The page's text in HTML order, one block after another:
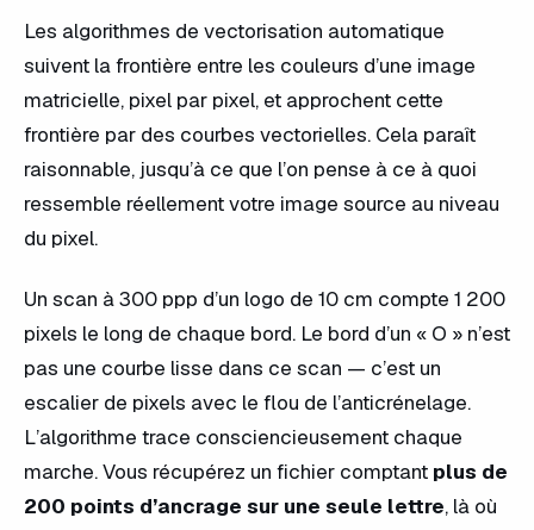
Les algorithmes de vectorisation automatique
suivent la frontière entre les couleurs d’une image
matricielle, pixel par pixel, et approchent cette
frontière par des courbes vectorielles. Cela paraît
raisonnable, jusqu’à ce que l’on pense à ce à quoi
ressemble réellement votre image source au niveau
du pixel.
Un scan à 300 ppp d’un logo de 10 cm compte 1 200
pixels le long de chaque bord. Le bord d’un « O » n’est
pas une courbe lisse dans ce scan — c’est un
escalier de pixels avec le flou de l’anticrénelage.
L’algorithme trace consciencieusement chaque
marche. Vous récupérez un fichier comptant plus de
200 points d’ancrage sur une seule lettre, là où